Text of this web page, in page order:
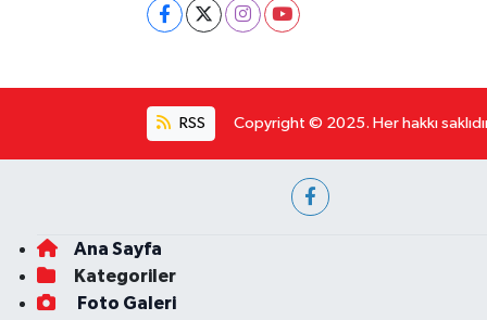
RSS Copyright © 2025. Her hakkı
Ana Sayfa
Kategoriler
Foto Galeri